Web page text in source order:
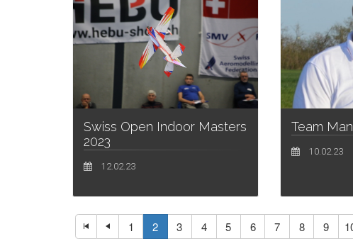
Swiss Open Indoor Masters
2023
12.02.23
Team
10.02.23
1 2 3 4 5 6 7 8 9